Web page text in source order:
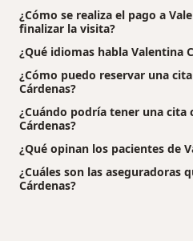
¿Cómo se realiza el pago a
finalizar la visita?
¿Qué idiomas habla Valentina
¿Cómo puedo reservar una
Cárdenas?
¿Cuándo podría tener una cita
Cárdenas?
¿Qué opinan los pacientes de
¿Cuáles son las aseguradoras
Cárdenas?